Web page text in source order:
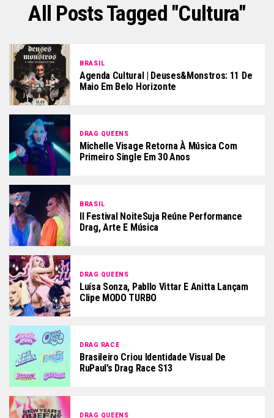
All Posts Tagged "cultura"
BRASIL
Agenda Cultural | Deuses&Monstros: 11 De
Maio Em Belo Horizonte
DRAG QUEENS
Michelle Visage Retorna À Música Com
Primeiro Single Em 30 Anos
BRASIL
II Festival NoiteSuja Reúne Performance
Drag, Arte E Música
DRAG QUEENS
Luísa Sonza, Pabllo Vittar E Anitta Lançam
Clipe MODO TURBO
DRAG RACE
Brasileiro Criou Identidade Visual De
RuPaul’s Drag Race S13
DRAG QUEENS